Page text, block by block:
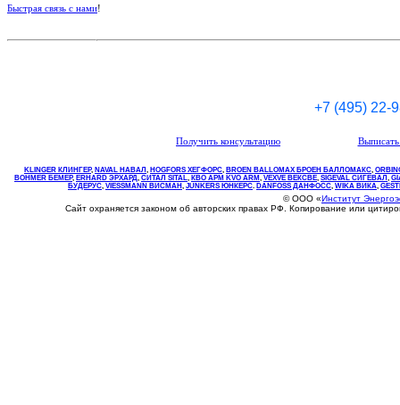
Быстрая связь с нами!
+7 (495) 22-
Получить консультацию
KLINGER КЛИНГЕР, NAVAL НАВАЛ , НOGFORS ХЕГФОРС, BROEN BALLOMAX БРОЕН БАЛЛОМАКС,
BOHMER БЕМЕР, ERHARD ЭРХАРД, СИТАЛ SITAL, КВО АРМ KVO ARM, VEXVE ВЕКСВЕ, SIGEVAL СИГЕВАЛ ,
БУДЕРУС, VIESSMANN ВИСМАН , JUNKERS ЮНКЕРС. DANFOSS ДАНФОСС, WIKA ВИКА,
© ООО «Институт
Сайт охраняется законом об авторских правах РФ. Копирование или